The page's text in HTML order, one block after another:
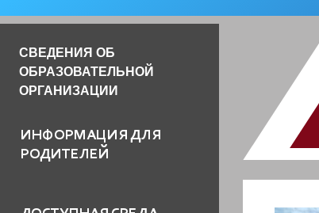
СВЕДЕНИЯ ОБ
ОБРАЗОВАТЕЛЬНОЙ
ОРГАНИЗАЦИИ
ИНФОРМАЦИЯ ДЛЯ
РОДИТЕЛЕЙ